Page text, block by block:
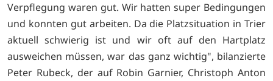
Verpflegung waren gut. Wir hatten super Bedingungen
und konnten gut arbeiten. Da die Platzsituation in Trier
aktuell schwierig ist und wir oft auf den Hartplatz
ausweichen müssen, war das ganz wichtig", bilanzierte
Peter Rubeck, der auf Robin Garnier, Christoph Anton